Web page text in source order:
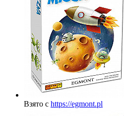
Взято с https://egmont.pl